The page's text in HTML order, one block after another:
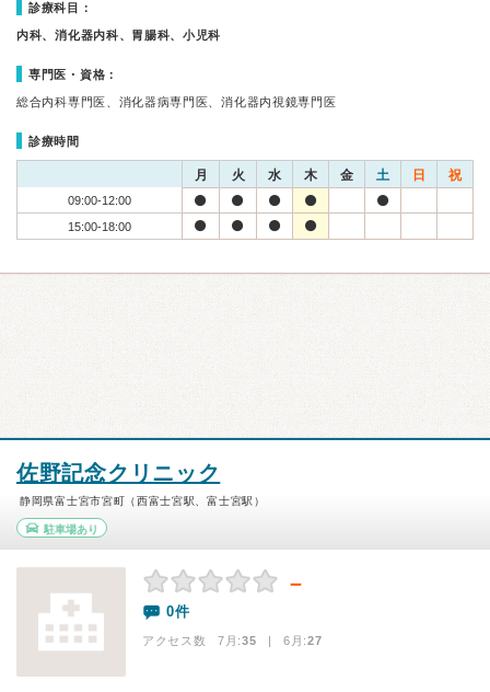
診療科目：
内科、消化器内科、胃腸科、小児科
専門医・資格：
総合内科専門医、消化器病専門医、消化器内視鏡専門医
診療時間
月 火 水 木 金 土 日 祝
09:00-12:00
15:00-18:00
佐野記念クリニック
静岡県富士宮市宮町（西富士宮駅、富士宮駅）
駐車場あり
－
0件
アクセス数 7月:35 | 6月:27